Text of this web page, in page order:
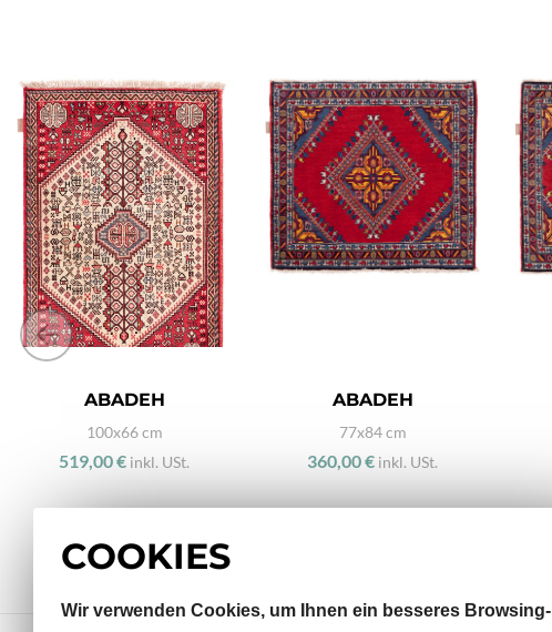
ABADEH
100x66 cm
519,00 € inkl. USt.
ABADEH
77x84 cm
360,00 € inkl. USt.
COOKIES
Wir verwenden Cookies, um Ihnen ein besseres Browsing-